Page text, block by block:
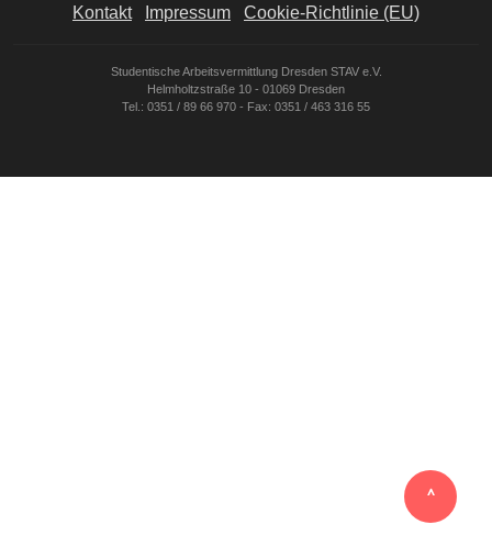
‸
Kontakt
Impressum Cookie-Richtlinie (EU)
Studentische Arbeitsvermittlung Dresden STAV e.V.
Helmholtzstraße 10 - 01069 Dresden
Tel.: 0351 / 89 66 970 - Fax: 0351 / 463 316 55